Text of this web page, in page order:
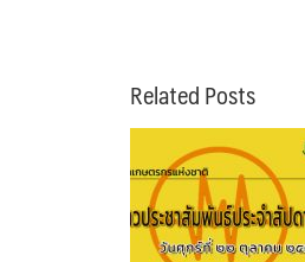
Related Posts